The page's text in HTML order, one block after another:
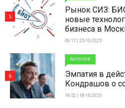
Рынок СИЗ:
новые
бизнеса в
06:17 | 25-10-2025
5
МНЕНИЯ
Эмпатия в
Кондрашов о
18:52 | 18-10-2025
6